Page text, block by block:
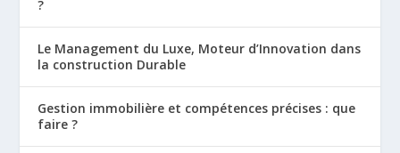
?
Le Management du Luxe, Moteur d’Innovation dans
la construction Durable
Gestion immobilière et compétences précises : que
faire ?